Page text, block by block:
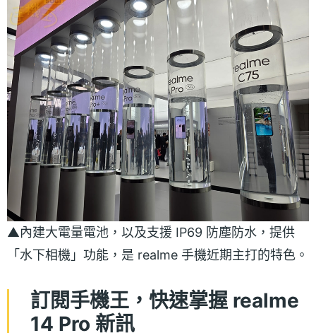
▲內建大電量電池，以及支援 IP69 防塵防水，提供
「水下相機」功能，是 realme 手機近期主打的特色。
訂閱手機王，快速掌握 realme
14 Pro 新訊